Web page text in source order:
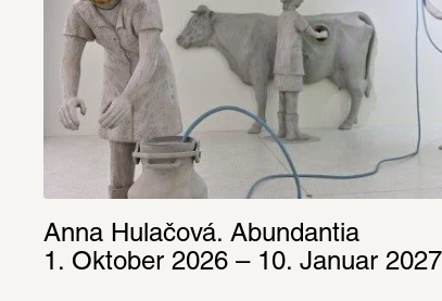
Anna Hulačová. Abundantia
1. Oktober 2026 – 10. Januar 2027